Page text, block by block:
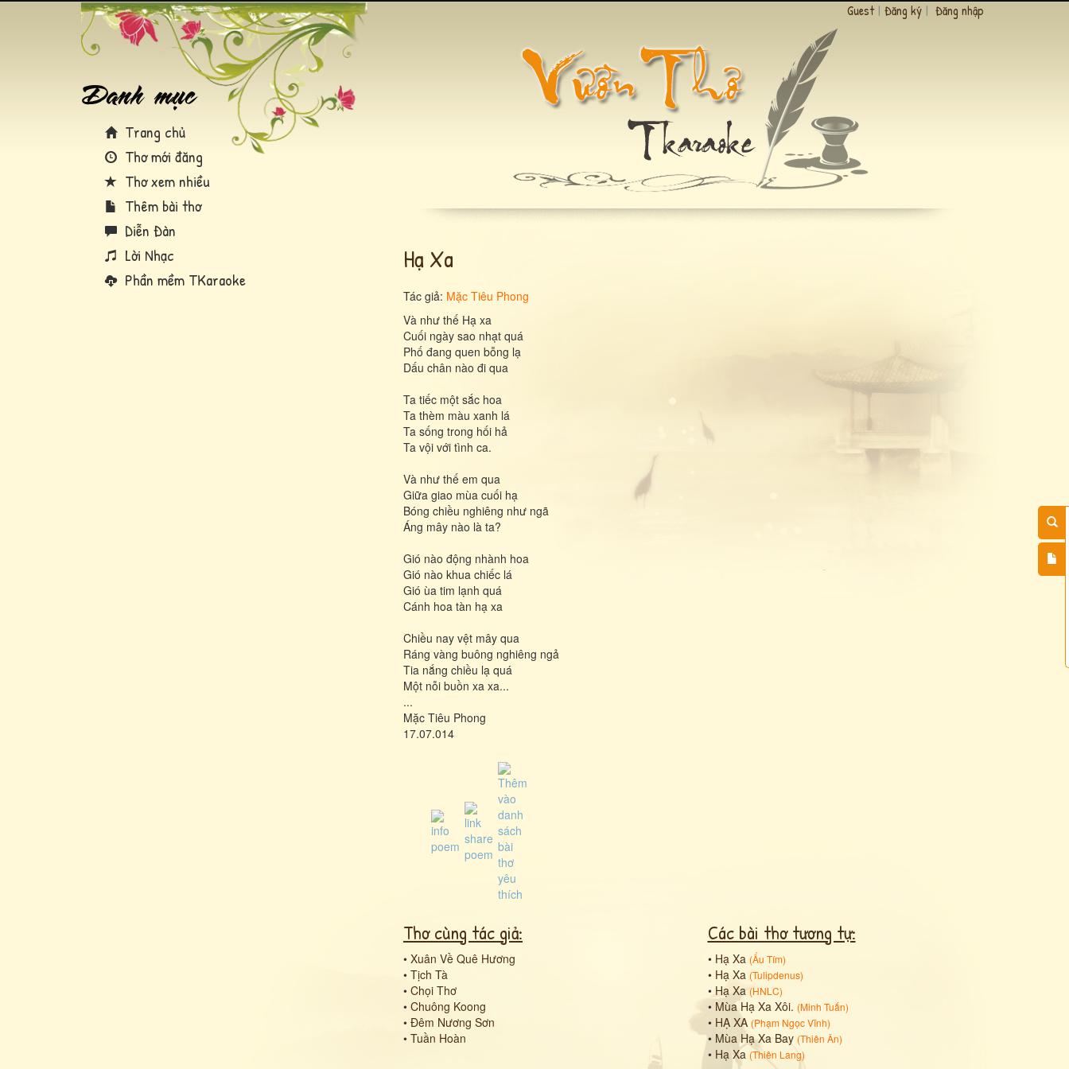
Trang chủ
Thơ mới đăng
Thơ xem nhiều
Thêm bài thơ
Diễn Đàn
Lời Nhạc
Phần mềm TKaraoke
Guest | Đăng ký | Đăng nhập
Hạ Xa
Tác giả: Mặc Tiêu Phong
Và như thế Hạ xa
Cuối ngày sao nhạt quá
Phố đang quen bỗng lạ
Dấu chân nào đi qua
Ta tiếc một sắc hoa
Ta thèm màu xanh lá
Ta sống trong hối hả
Ta vội với tình ca.
Và như thế em qua
Giữa giao mùa cuối hạ
Bóng chiều nghiêng như ngã
Áng mây nào là ta?
Gió nào động nhành hoa
Gió nào khua chiếc lá
Gió ùa tim lạnh quá
Cánh hoa tàn hạ xa
Chiều nay vệt mây qua
Ráng vàng buông nghiêng ngả
Tia nắng chiều lạ quá
Một nỗi buồn xa xa...
...
Mặc Tiêu Phong
17.07.014
Thơ cùng tác giả:
• Xuân Về Quê Hương
• Tịch Tà
• Chọi Thơ
• Chuông Koong
• Đêm Nương Sơn
• Tuần Hoàn
Các bài thơ tương tự:
• Hạ Xa (Ấu Tím)
• Hạ Xa (Tulipdenus)
• Hạ Xa (HNLC)
• Mùa Hạ Xa Xôi. (Minh Tuấn)
• HẠ XA (Phạm Ngọc Vĩnh)
• Mùa Hạ Xa Bay (Thiên Ân)
• Hạ Xa (Thiên Lang)